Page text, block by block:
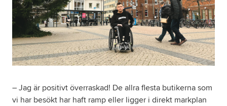
– Jag är positivt överraskad! De allra flesta butikerna som
vi har besökt har haft ramp eller ligger i direkt markplan